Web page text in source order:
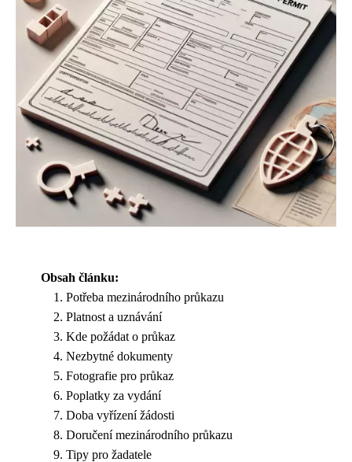
Obsah článku:
Potřeba mezinárodního průkazu
Platnost a uznávání
Kde požádat o průkaz
Nezbytné dokumenty
Fotografie pro průkaz
Poplatky za vydání
Doba vyřízení žádosti
Doručení mezinárodního průkazu
Tipy pro žadatele